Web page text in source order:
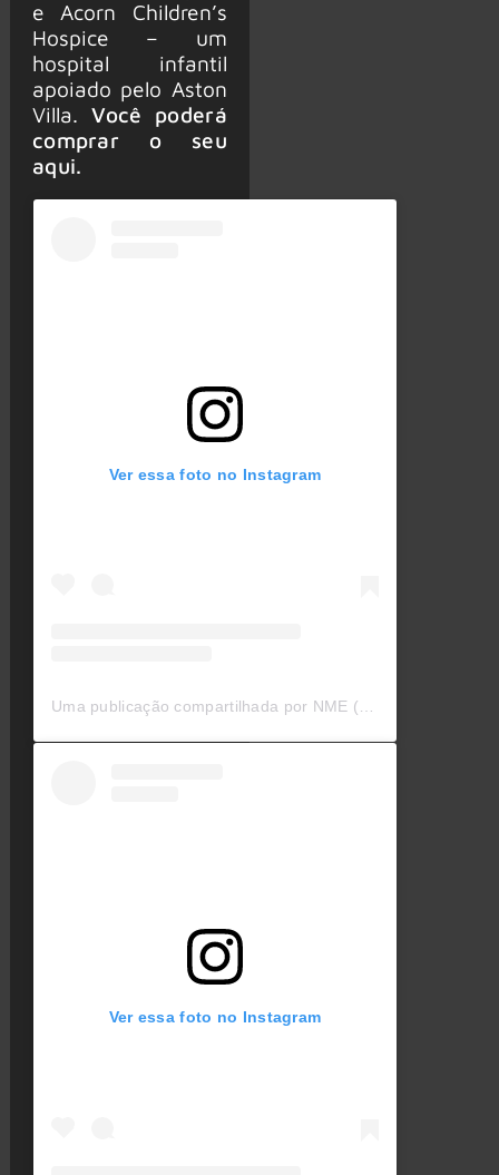
e Acorn Children’s
Hospice – um
hospital infantil
apoiado pelo Aston
Villa.Você poderá
comprar o seu
aqui.
Ver essa foto no Instagram
Ver essa foto no Instagram